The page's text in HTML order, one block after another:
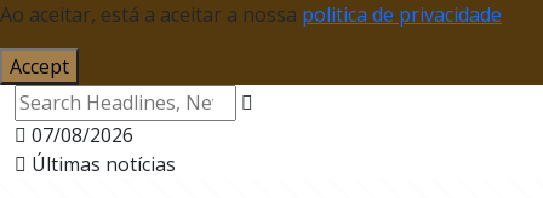
Ao aceitar, está a aceitar a nossa politica de privacidade
Accept
07/08/2026
Últimas notícias